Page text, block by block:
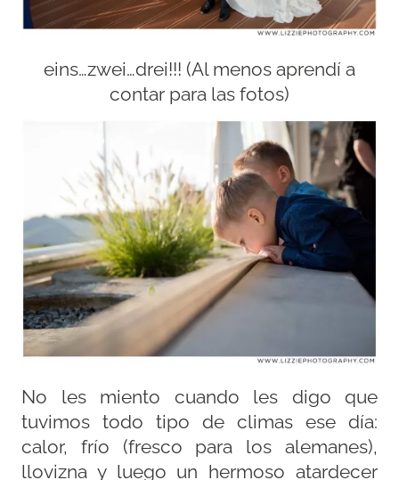
eins…zwei…drei!!! (Al menos aprendí a
contar para las fotos)
No les miento cuando les digo que
tuvimos todo tipo de climas ese día:
calor, frío (fresco para los alemanes),
llovizna y luego un hermoso atardecer